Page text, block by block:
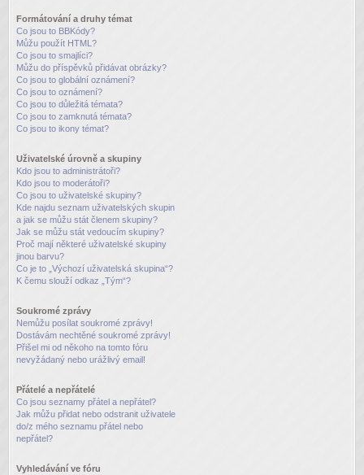
Formátování a druhy témat
Co jsou to BBKódy?
Můžu použít HTML?
Co jsou to smajlíci?
Můžu do příspěvků přidávat obrázky?
Co jsou to globální oznámení?
Co jsou to oznámení?
Co jsou to důležitá témata?
Co jsou to zamknutá témata?
Co jsou to ikony témat?
Uživatelské úrovně a skupiny
Kdo jsou to administrátoři?
Kdo jsou to moderátoři?
Co jsou to uživatelské skupiny?
Kde najdu seznam uživatelských skupin
a jak se můžu stát členem skupiny?
Jak se můžu stát vedoucím skupiny?
Proč mají některé uživatelské skupiny
jinou barvu?
Co je to „Výchozí uživatelská skupina“?
K čemu slouží odkaz „Tým“?
Soukromé zprávy
Nemůžu posílat soukromé zprávy!
Dostávám nechtěné soukromé zprávy!
Přišel mi od někoho na tomto fóru
nevyžádaný nebo urážlivý email!
Přátelé a nepřátelé
Co jsou seznamy přátel a nepřátel?
Jak můžu přidat nebo odstranit uživatele
do/z mého seznamu přátel nebo
nepřátel?
Vyhledávání ve fóru